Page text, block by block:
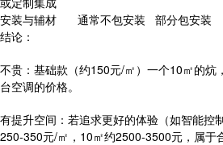
安装与辅材
通常不包安装 部分包安装
结论：
不贵：基础款（约150元/㎡）一个10㎡的炕
台空调的价格。
有提升空间：若追求更好的体验（如智能控
250-350元/㎡，10㎡约2500-3500元，属于